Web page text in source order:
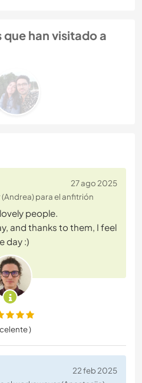
han visitado a
27 ago 2025
para el anfitrión
people.
and thanks to them, I feel
day :)
)
22 feb 2025